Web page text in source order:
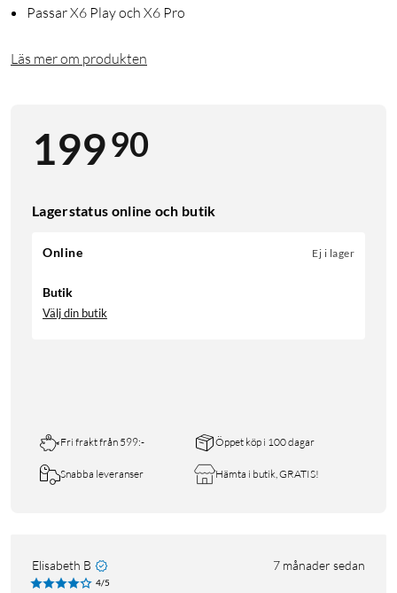
Passar X6 Play och X6 Pro
Läs mer om produkten
19990
Lagerstatus online och butik
Online Ej i lager
Butik
Välj din butik
Fri frakt från 599:- Öppet köp i 100 dagar
Snabba leveranser Hämta i butik, GRATIS!
Elisabeth B 7 månader sedan
4/5